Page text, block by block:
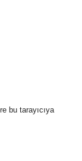
bu tarayıcıya